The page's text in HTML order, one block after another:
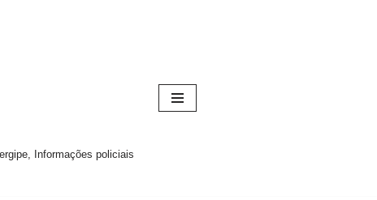
Informações policiais